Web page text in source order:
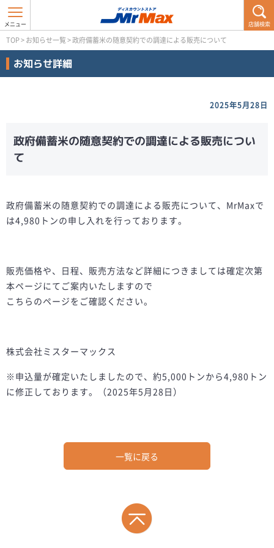
店舗検索
TOP>お知らせ一覧>政府備蓄米の随意契約での調達による販売について
お知らせ詳細
2025年5月28日
政府備蓄米の随意契約での調達による販売につい
て
政府備蓄米の随意契約での調達による販売について、MrMaxで
は4,980トンの申し入れを行っております。
販売価格や、日程、販売方法など詳細につきましては確定次第
本ページにてご案内いたしますので
こちらのページをご確認ください。
株式会社ミスターマックス
※申込量が確定いたしましたので、約5,000トンから4,980トン
に修正しております。（2025年5月28日）
一覧に戻る